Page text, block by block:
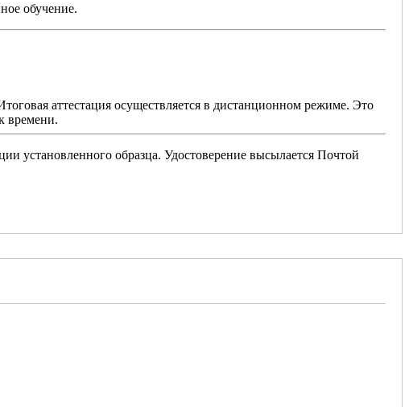
обучение.
аттестация осуществляется в дистанционном режиме. Это
времени.
установленного образца. Удостоверение высылается Почтой